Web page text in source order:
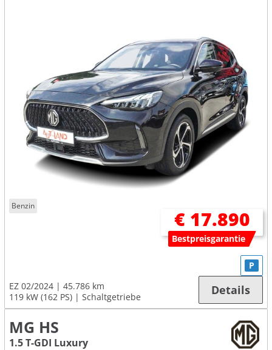
Benzin
€ 17.890
Bestpreisgarantie
EZ 02/2024
45.786 km
119 kW (162 PS)
Schaltgetriebe
P
Details
MG HS
1.5 T-GDI Luxury